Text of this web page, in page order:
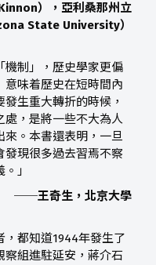
），亞利桑那州立
State University）
機制」，歷史學家更偏
意味着歷史在短時間內
生重大轉折的時候，
處，是將一些不大為人
來。本書還表明，一旦
發現很多過去習焉不察
」
──王奇生，北京大學
，都知道1944年發生了
察組進駐延安，蔣介石